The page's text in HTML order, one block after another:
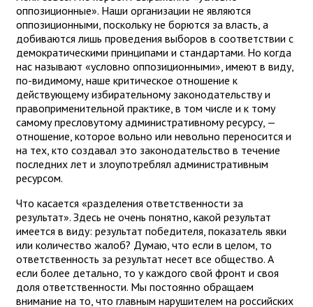
оппозиционные». Наши организации не являются
оппозиционными, поскольку не борются за власть, а
добиваются лишь проведения выборов в соответствии с
демократическими принципами и стандартами. Но когда
нас называют «условно оппозиционными», имеют в виду,
по-видимому, наше критическое отношение к
действующему избирательному законодательству и
правоприменительной практике, в том числе и к тому
самому пресловутому административному ресурсу, —
отношение, которое вольно или невольно переносится и
на тех, кто создавал это законодательство в течение
последних лет и злоупотреблял административным
ресурсом.
Что касается «разделения ответственности за
результат». Здесь не очень понятно, какой результат
имеется в виду: результат победителя, показатель явки
или количество жалоб? Думаю, что если в целом, то
ответственность за результат несет все общество. А
если более детально, то у каждого свой фронт и своя
доля ответственности. Мы постоянно обращаем
внимание на то, что главным нарушителем на российских